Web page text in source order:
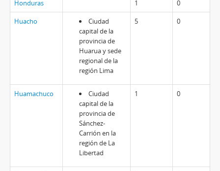
Honduras 1 0
Huacho
Ciudad
capital de la
provincia de
Huarua y sede
regional de la
región Lima
5 0
Huamachuco
Ciudad
capital de la
provincia de
Sánchez-
Carrión en la
región de La
Libertad
1 0